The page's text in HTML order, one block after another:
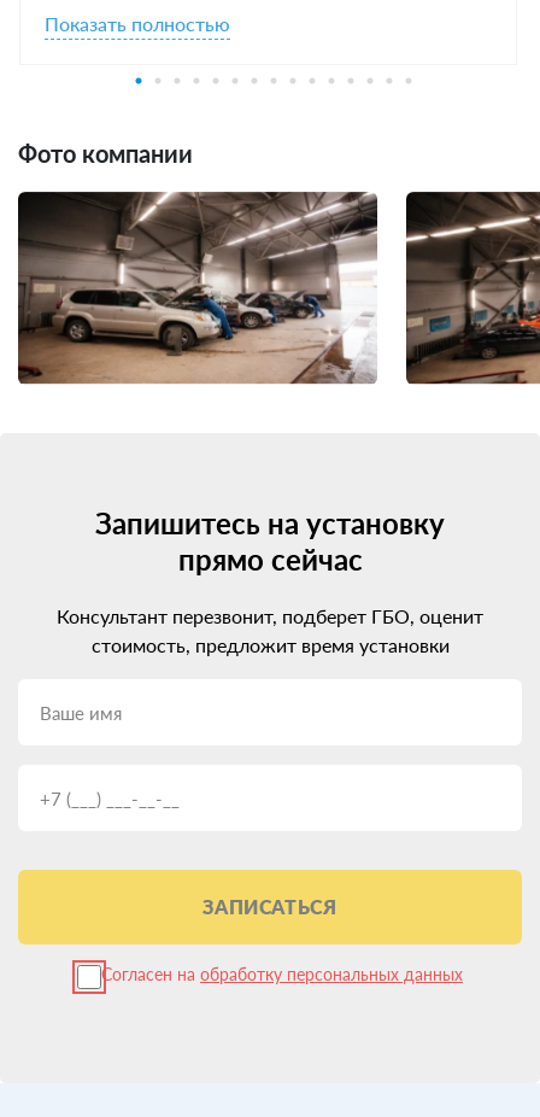
Показать полностью
Фото компании
Запишитесь на установку
прямо сейчас
Консультант перезвонит, подберет ГБО, оценит
стоимость, предложит время установки
ЗАПИСАТЬСЯ
Согласен на обработку персональных данных